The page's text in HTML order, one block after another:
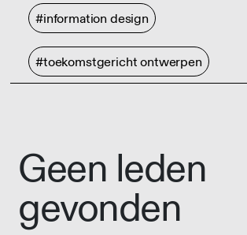
#information design
#toekomstgericht ontwerpen
Geen leden
gevonden